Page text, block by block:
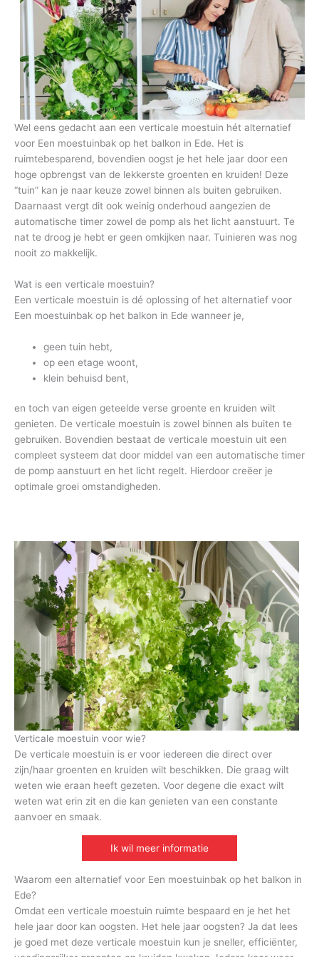
Wel eens gedacht aan een verticale moestuin hét alternatief
voor Een moestuinbak op het balkon in Ede. Het is
ruimtebesparend, bovendien oogst je het hele jaar door een
hoge opbrengst van de lekkerste groenten en kruiden! Deze
“tuin” kan je naar keuze zowel binnen als buiten gebruiken.
Daarnaast vergt dit ook weinig onderhoud aangezien de
automatische timer zowel de pomp als het licht aanstuurt. Te
nat te droog je hebt er geen omkijken naar. Tuinieren was nog
nooit zo makkelijk.
Wat is een verticale moestuin?
Een verticale moestuin is dé oplossing of het alternatief voor
Een moestuinbak op het balkon in Ede wanneer je,
geen tuin hebt,
op een etage woont,
klein behuisd bent,
en toch van eigen geteelde verse groente en kruiden wilt
genieten. De verticale moestuin is zowel binnen als buiten te
gebruiken. Bovendien bestaat de verticale moestuin uit een
compleet systeem dat door middel van een automatische timer
de pomp aanstuurt en het licht regelt. Hierdoor creëer je
optimale groei omstandigheden.
Verticale moestuin voor wie?
De verticale moestuin is er voor iedereen die direct over
zijn/haar groenten en kruiden wilt beschikken. Die graag wilt
weten wie eraan heeft gezeten. Voor degene die exact wilt
weten wat erin zit en die kan genieten van een constante
aanvoer en smaak.
Ik wil meer informatie
Waarom een alternatief voor Een moestuinbak op het balkon in
Ede?
Omdat een verticale moestuin ruimte bespaard en je het het
hele jaar door kan oogsten. Het hele jaar oogsten? Ja dat lees
je goed met deze verticale moestuin kun je sneller, efficiënter,